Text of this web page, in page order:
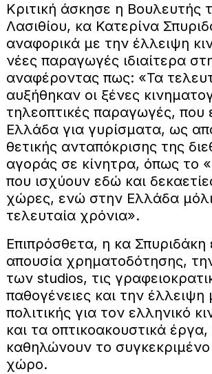
Κριτική άσκησε η Βουλευτής
Λασιθίου, κα Κατερίνα
αναφορικά με την έλλειψη
νέες παραγωγές ιδιαίτερα
αναφέροντας πως: «Τα
αυξήθηκαν οι ξένες
τηλεοπτικές παραγωγές, που
Ελλάδα για γυρίσματα, ως
θετικής ανταπόκρισης της
αγοράς σε κίνητρα, όπως το
που ισχύουν εδώ και
χώρες, ενώ στην Ελλάδα
τελευταία χρόνια».
Επιπρόσθετα, η κα Σπυριδάκη
απουσία χρηματοδότησης,
των studios, τις
παθογένειες και την έλλειψη
πολιτικής για τον ελληνικό
και τα οπτικοακουστικά
καθηλώνουν το συγκεκριμένο
χώρο.